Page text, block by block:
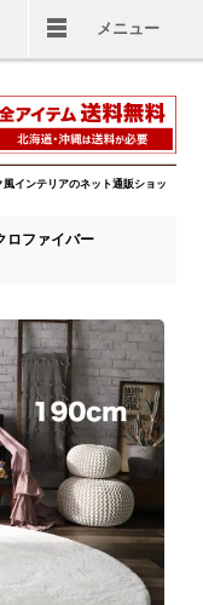
メニュー
インテリアのネット通販ショッ
ロファイバー